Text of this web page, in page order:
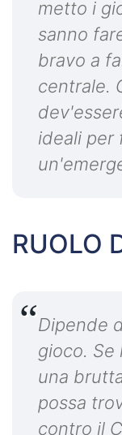
metto i
sanno
bravo a
centrale.
ideali per
RUOLO
Dipende
gioco. Se
una
possa
contro il